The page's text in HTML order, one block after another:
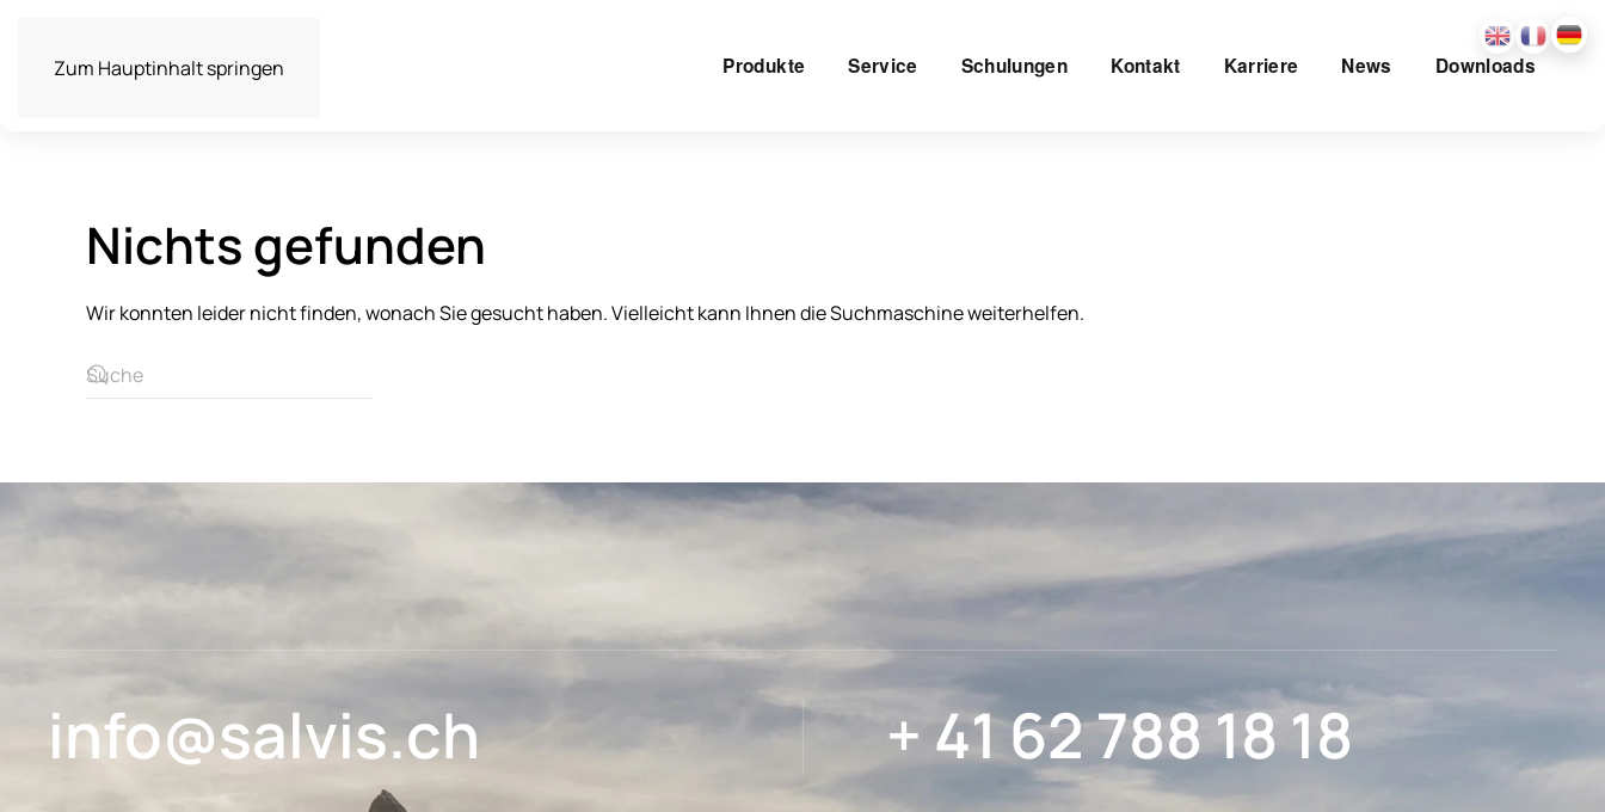
Zum Hauptinhalt springen Produkte Service Schulungen Kontakt Karriere News Downloads
Nichts gefunden
Wir konnten leider nicht finden, wonach Sie gesucht haben. Vielleicht kann Ihnen die Suchmaschine weiterhelfen.
info@salvis.ch + 41 62 788 18 18